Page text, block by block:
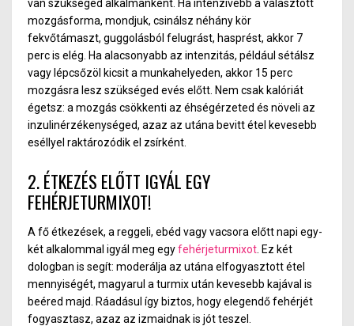
van szükséged alkalmanként. Ha intenzívebb a választott
mozgásforma, mondjuk, csinálsz néhány kör
fekvőtámaszt, guggolásból felugrást, hasprést, akkor 7
perc is elég. Ha alacsonyabb az intenzitás, például sétálsz
vagy lépcsőzöl kicsit a munkahelyeden, akkor 15 perc
mozgásra lesz szükséged evés előtt. Nem csak kalóriát
égetsz: a mozgás csökkenti az éhségérzeted és növeli az
inzulinérzékenységed, azaz az utána bevitt étel kevesebb
eséllyel raktározódik el zsírként.
2. ÉTKEZÉS ELŐTT IGYÁL EGY
FEHÉRJETURMIXOT!
A fő étkezések, a reggeli, ebéd vagy vacsora előtt napi egy-
két alkalommal igyál meg egyfehérjeturmixot . Ez két
dologban is segít: moderálja az utána elfogyasztott étel
mennyiségét, magyarul a turmix után kevesebb kajával is
beéred majd. Ráadásul így biztos, hogy elegendő fehérjét
fogyasztasz, azaz az izmaidnak is jót teszel.